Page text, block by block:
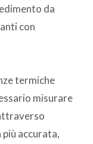
da
con
termiche
misurare
più accurata,